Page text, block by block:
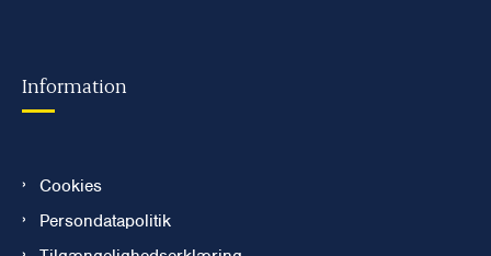
Information
Cookies
Persondatapolitik